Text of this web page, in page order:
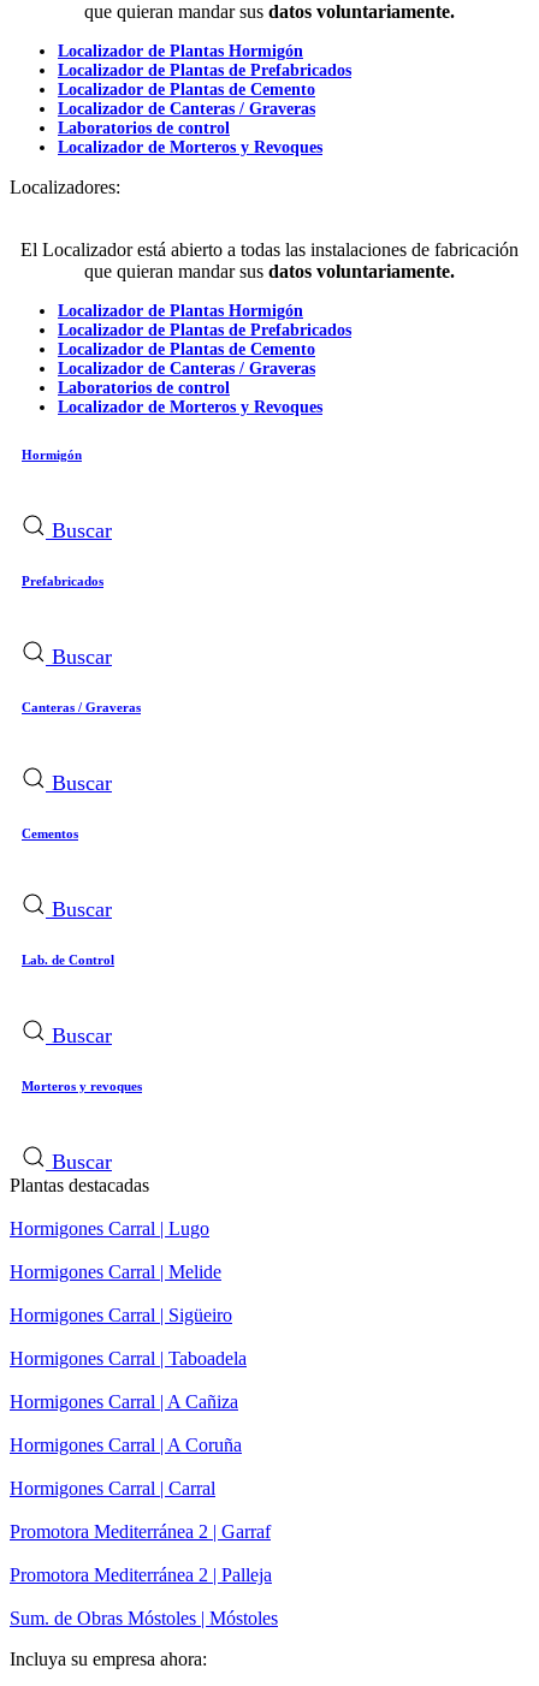
que quieran mandar sus datos voluntariamente.
Localizador de Plantas Hormigón
Localizador de Plantas de Prefabricados
Localizador de Plantas de Cemento
Localizador de Canteras / Graveras
Laboratorios de control
Localizador de Morteros y Revoques
Localizadores:
El Localizador está abierto a todas las instalaciones de fabricación
que quieran mandar sus datos voluntariamente.
Localizador de Plantas Hormigón
Localizador de Plantas de Prefabricados
Localizador de Plantas de Cemento
Localizador de Canteras / Graveras
Laboratorios de control
Localizador de Morteros y Revoques
Hormigón
Buscar
Prefabricados
Buscar
Canteras / Graveras
Buscar
Cementos
Buscar
Lab. de Control
Buscar
Morteros y revoques
Buscar
Plantas destacadas
Hormigones Carral | Lugo
Hormigones Carral | Melide
Hormigones Carral | Sigüeiro
Hormigones Carral | Taboadela
Hormigones Carral | A Cañiza
Hormigones Carral | A Coruña
Hormigones Carral | Carral
Promotora Mediterránea 2 | Garraf
Promotora Mediterránea 2 | Palleja
Sum. de Obras Móstoles | Móstoles
Incluya su empresa ahora: